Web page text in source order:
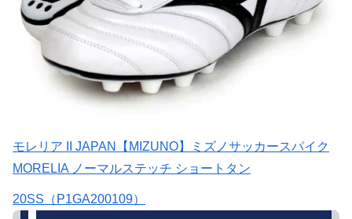
モレリア II JAPAN【MIZUNO】ミズノサッカースパイク
MORELIA ノーマルステッチ ショートタン
20SS（P1GA200109）